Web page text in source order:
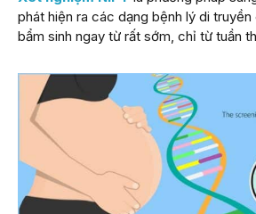
phát hiện ra các dạng bệnh lý di
bẩm sinh ngay từ rất sớm, chỉ từ tuần